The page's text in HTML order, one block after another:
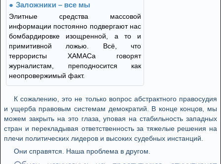
Заложники – все мы
Элитные средства массовой
информации постоянно подвергают нас
бомбардировке изощренной, а то и
примитивной ложью. Всё, что
террористы ХАМАСа говорят
журналистам, преподносится как
неопровержимый факт.
К сожалению, это не только вопрос абстрактного правосудия
и ущерба правовым системам демократий. В конце концов, мы
можем закрыть на это глаза, уповая на стабильность западных
стран и перекладывая ответственность за тяжелые решения на
плечи политических лидеров и высоких судебных инстанций.
Они справятся. Наша проблема в другом.